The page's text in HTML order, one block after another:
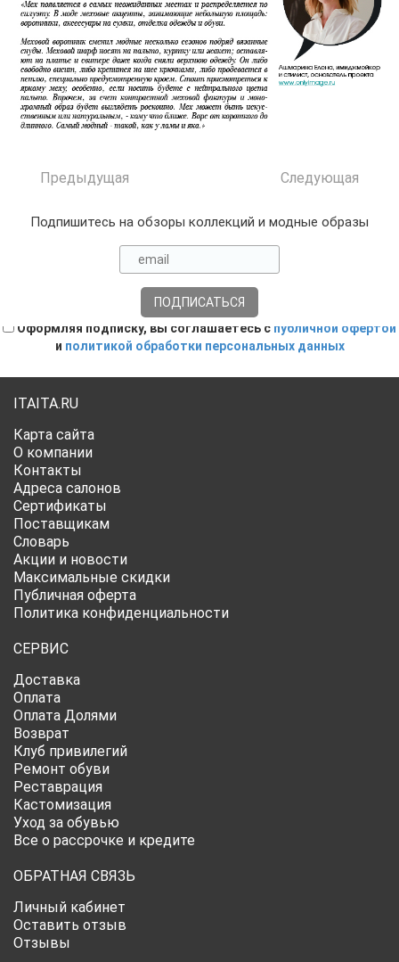
Предыдущая Следующая
Подпишитесь на обзоры коллекций и модные образы
Оформляя подписку, вы соглашаетесь с публичной офертой
и политикой обработки персональных данных
ITAITA.RU
Карта сайта
О компании
Контакты
Адреса салонов
Сертификаты
Поставщикам
Словарь
Акции и новости
Максимальные скидки
Публичная оферта
Политика конфиденциальности
СЕРВИС
Доставка
Оплата
Оплата Долями
Возврат
Клуб привилегий
Ремонт обуви
Реставрация
Кастомизация
Уход за обувью
Все о рассрочке и кредите
ОБРАТНАЯ СВЯЗЬ
Личный кабинет
Оставить отзыв
Отзывы